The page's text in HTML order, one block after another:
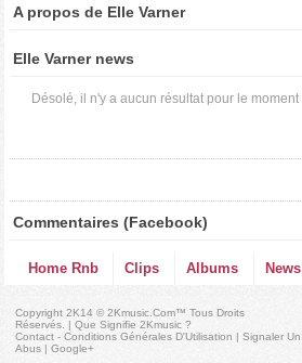
A propos de Elle Varner
Elle Varner news
Désolé, il n'y a aucun résultat pour le moment
Commentaires (Facebook)
Home Rnb Clips Albums News
Copyright 2K14 © 2Kmusic.com™Tous Droits
Réservés . |Que Signifie 2Kmusic ?
Contact - Conditions Générales D'Utilisation |Signaler Un
Abus |Google+